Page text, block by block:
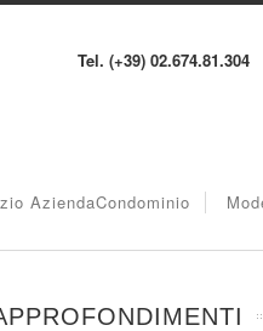
Tel. (+39) 02.674.81.304
AziendaCondominio